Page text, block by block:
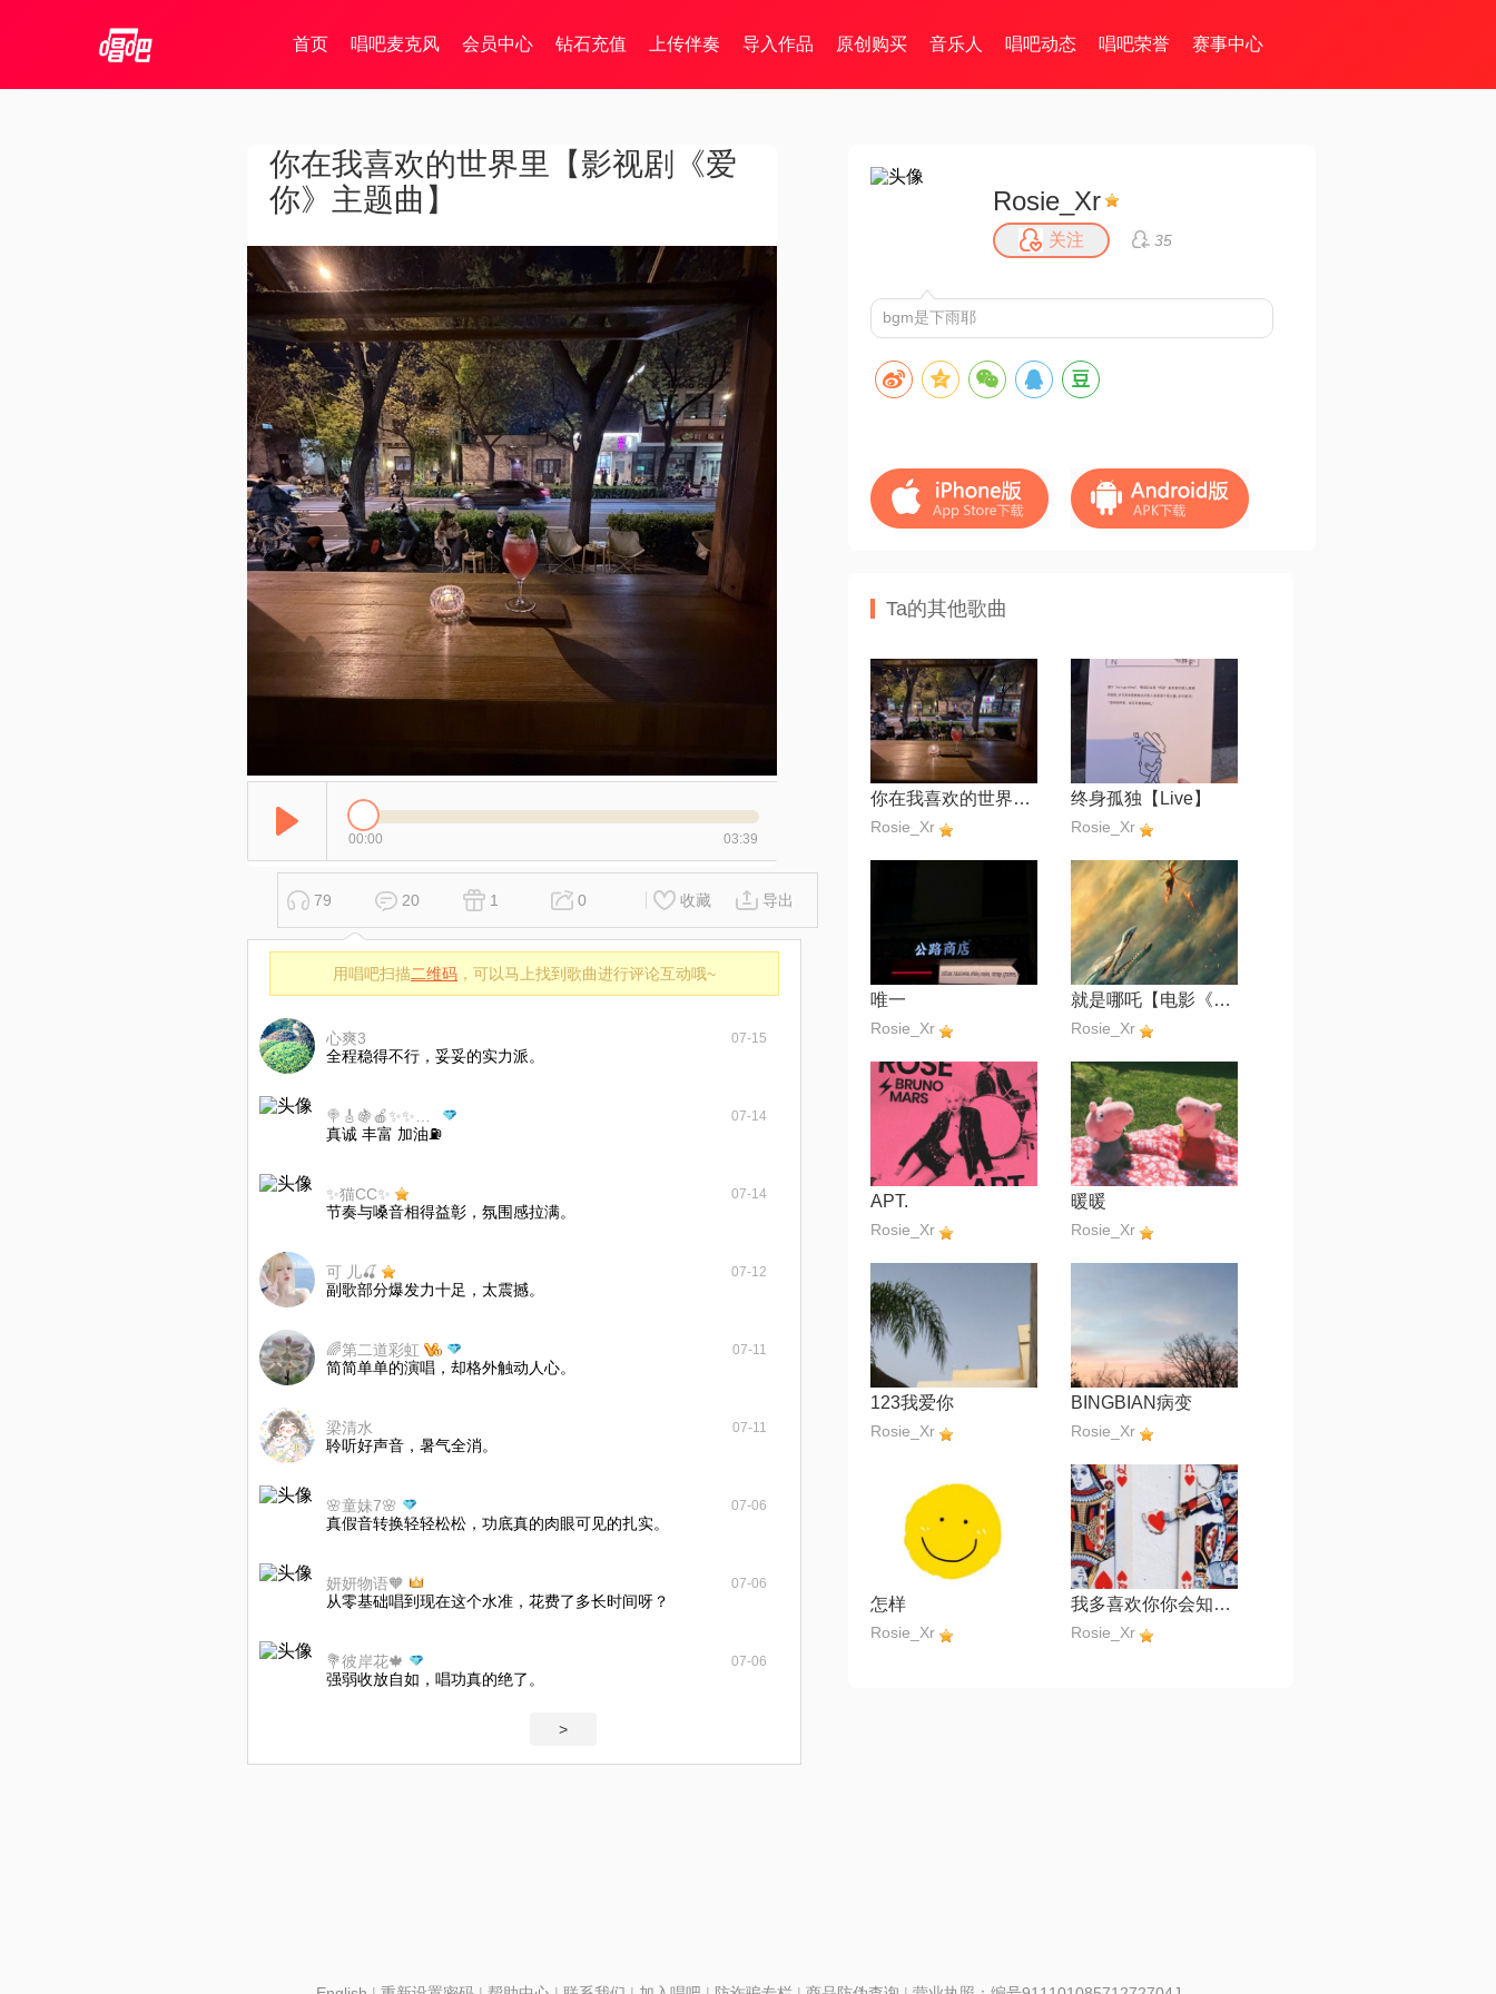
首页 唱吧麦克风 会员中心 钻石充值 上传伴奏 导入作品 原创购买 音乐人 唱吧动态 唱吧荣誉 赛事中心
你在我喜欢的世界里【影视剧《爱
你》主题曲】
00:00 03:39
79 20 1 0 收藏 导出
用唱吧扫描二维码 ，可以马上找到歌曲进行评论互动哦~
心爽3 07-15
全程稳得不行，妥妥的实力派。
07-14
真诚 丰富 加油⛽
✨猫CC✨ 07-14
节奏与嗓音相得益彰，氛围感拉满。
可 儿🍒 07-12
副歌部分爆发力十足，太震撼。
🌈第二道彩虹 07-11
简简单单的演唱，却格外触动人心。
梁清水 07-11
聆听好声音，暑气全消。
🌸童妹7🌸 07-06
真假音转换轻轻松松，功底真的肉眼可见的扎实。
妍妍物语🧡 07-06
从零基础唱到现在这个水准，花费了多长时间呀？
💐彼岸花🍁 07-06
强弱收放自如，唱功真的绝了。
>
Rosie_Xr
关注 35
bgm是下雨耶
Ta的其他歌曲
你在我喜欢的世界里【影视剧《爱你》主题曲】
Rosie_Xr
终身孤独【Live】
Rosie_Xr
唯一
Rosie_Xr
就是哪吒【电影《哪吒之魔童闹海》角色曲】
Rosie_Xr
APT.
Rosie_Xr
暖暖
Rosie_Xr
123我爱你
Rosie_Xr
BINGBIAN病变
Rosie_Xr
怎样
Rosie_Xr
我多喜欢你你会知道【立明】
Rosie_Xr